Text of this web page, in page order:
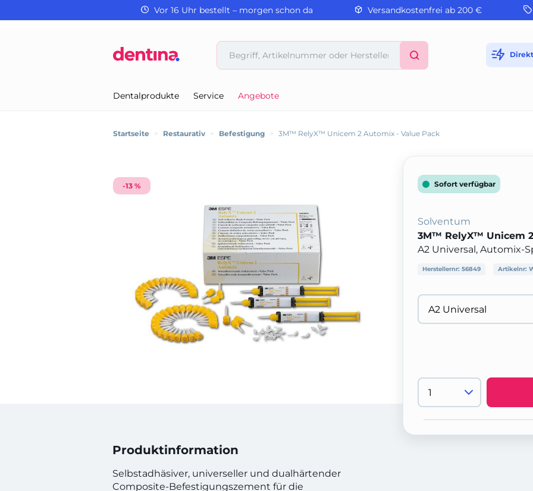
Vor 16 Uhr bestellt – morgen schon da Versandkostenfrei ab 200 €
Dentalprodukte Service Angebote
Startseite > Restaurativ > Befestigung > 3M™ RelyX™ Unicem 2 Automix - Value Pack
-13 %
Produktinformation
Selbstadhäsiver, universeller und dualhärtender
Composite-Befestigungszement für die
Sofort verfügbar
Solventum
3M™ RelyX™ Unicem
A2 Universal, Automix-
Herstellernr: 56849 Artikelnr: